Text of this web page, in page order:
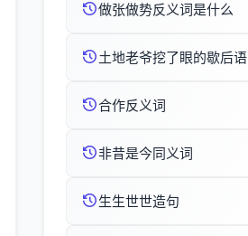
做张做势反义词是什么
土地老爷挖了眼的歇后语
合作反义词
非昔是今同义词
生生世世造句